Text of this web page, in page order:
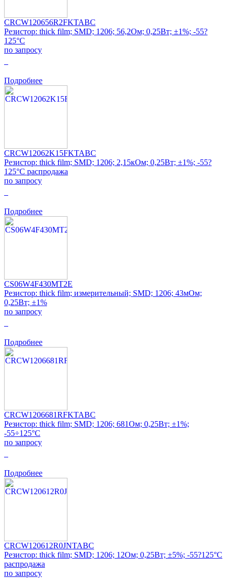
CRCW120656R2FKTABC
Резистор: thick film; SMD; 1206; 56,2Ом; 0,25Вт; ±1%; -55?
125°C
по запросу
Подробнее
CRCW12062K15FKTABC
Резистор: thick film; SMD; 1206; 2,15кОм; 0,25Вт; ±1%; -55?
125°C распродажа
по запросу
Подробнее
CS06W4F430MT2E
Резистор: thick film; измерительный; SMD; 1206; 43мОм;
0,25Вт; ±1%
по запросу
Подробнее
CRCW1206681RFKTABC
Резистор: thick film; SMD; 1206; 681Ом; 0,25Вт; ±1%;
-55÷125°C
по запросу
Подробнее
CRCW120612R0JNTABC
Резистор: thick film; SMD; 1206; 12Ом; 0,25Вт; ±5%; -55?125°C
распродажа
по запросу